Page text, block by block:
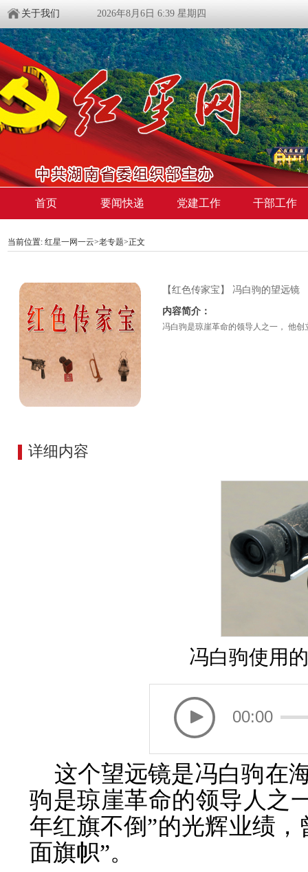
关于我们 2026年8月6日 6:39 星期四
首页 要闻快递 党建工作 干部工作
当前位置: 红星一网一云>老专题>正文
【红色传家宝】 冯白驹的望远镜
内容简介：
冯白驹是琼崖革命的领导人之一， 他
详细内容
冯白驹使用
00:00
这个望远镜是冯白驹在
驹是琼崖革命的领导人之
年红旗不倒”的光辉业绩
面旗帜”。